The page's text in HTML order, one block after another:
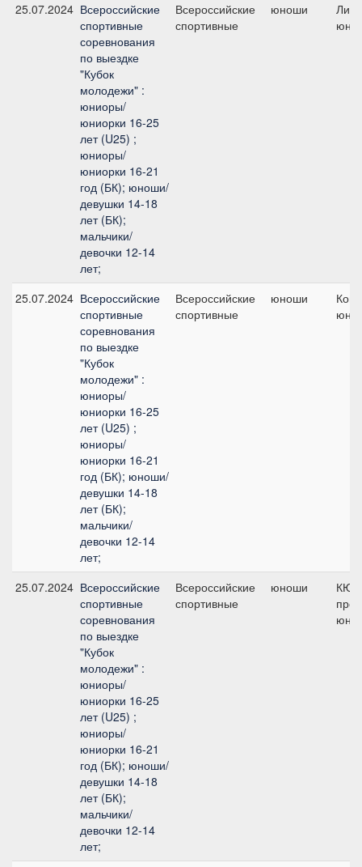
25.07.2024 Всероссийские
спортивные
соревнования
по выездке
"Кубок
молодежи" :
юниоры/
юниорки 16-25
лет (U25) ;
юниоры/
юниорки 16-21
год (БК); юноши/
девушки 14-18
лет (БК);
мальчики/
девочки 12-14
лет;
Всероссийские
спортивные
юноши
25.07.2024 Всероссийские
спортивные
соревнования
по выездке
"Кубок
молодежи" :
юниоры/
юниорки 16-25
лет (U25) ;
юниоры/
юниорки 16-21
год (БК); юноши/
девушки 14-18
лет (БК);
мальчики/
девочки 12-14
лет;
Всероссийские
спортивные
юноши
25.07.2024 Всероссийские
спортивные
соревнования
по выездке
"Кубок
молодежи" :
юниоры/
юниорки 16-25
лет (U25) ;
юниоры/
юниорки 16-21
год (БК); юноши/
девушки 14-18
лет (БК);
мальчики/
девочки 12-14
лет;
Всероссийские
спортивные
юноши
КЮР